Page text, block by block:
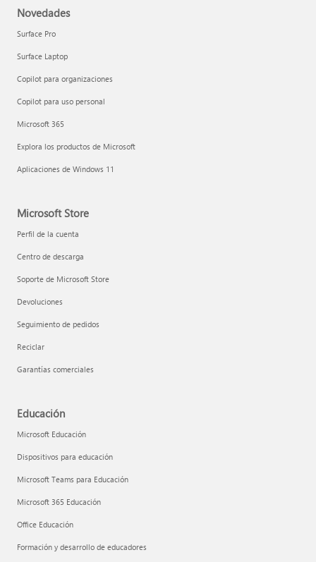
Novedades
Surface Pro
Surface Laptop
Copilot para organizaciones
Copilot para uso personal
Microsoft 365
Explora los productos de Microsoft
Aplicaciones de Windows 11
Microsoft Store
Perfil de la cuenta
Centro de descarga
Soporte de Microsoft Store
Devoluciones
Seguimiento de pedidos
Reciclar
Garantías comerciales
Educación
Microsoft Educación
Dispositivos para educación
Microsoft Teams para Educación
Microsoft 365 Educación
Office Educación
Formación y desarrollo de educadores